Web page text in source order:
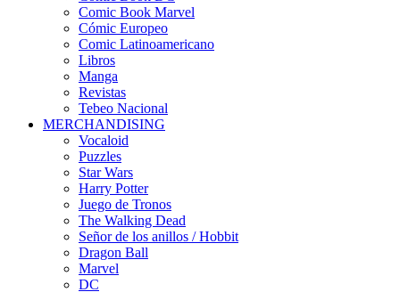
Comic Book Marvel
Cómic Europeo
Comic Latinoamericano
Libros
Manga
Revistas
Tebeo Nacional
MERCHANDISING
Vocaloid
Puzzles
Star Wars
Harry Potter
Juego de Tronos
The Walking Dead
Señor de los anillos / Hobbit
Dragon Ball
Marvel
DC